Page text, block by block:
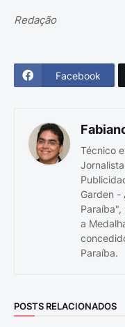
Redação
Facebook
Técnico
Garden -
a
Paraíba.
POSTS RELACIONADOS